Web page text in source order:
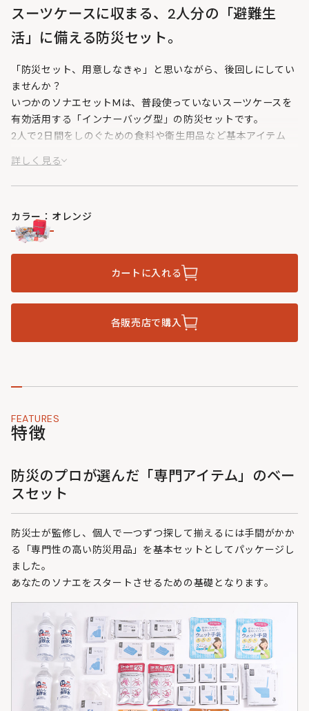
スーツケースに収まる、2人分の「避難生
活」に備える防災セット。
「防災セット、用意しなきゃ」と思いながら、後回しにしてい
ませんか？
いつかのソナエセットMは、普段使っていないスーツケースを
有効活用する「インナーバッグ型」の防災セットです。
2人で2日間をしのぐための食料や衛生用品など基本アイテム
自分に必要なものを追加して完成させる、あなただけの「ソナ
エ」をここから始めましょう。
詳しく見る
カラー：オレンジ
カートに入れる
各販売店で購入
FEATURES
特徴
防災のプロが選んだ「専門アイテム」のベー
スセット
防災士が監修し、個人で一つずつ探して揃えるには手間がかか
る「専門性の高い防災用品」を基本セットとしてパッケージし
ました。
あなたのソナエをスタートさせるための基礎となります。